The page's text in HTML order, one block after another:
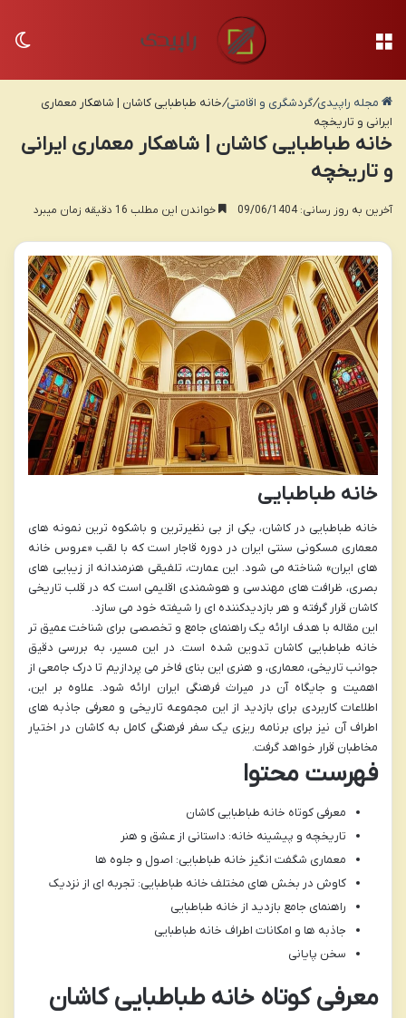
مجله راپیدی/گردشگری و اقامتی/خانه طباطبایی کاشان | شاهکار معماری
ایرانی و تاریخچه
خانه طباطبایی کاشان | شاهکار معماری ایرانی
و تاریخچه
آخرین به روز رسانی: 09/06/1404 خواندن این مطلب 16 دقیقه زمان میبرد
خانه طباطبایی
خانه طباطبایی در کاشان، یکی از بی نظیرترین و باشکوه ترین نمونه های
معماری مسکونی سنتی ایران در دوره قاجار است که با لقب «عروس خانه
های ایران» شناخته می شود. این عمارت، تلفیقی هنرمندانه از زیبایی های
بصری، ظرافت های مهندسی و هوشمندی اقلیمی است که در قلب تاریخی
کاشان قرار گرفته و هر بازدیدکننده ای را شیفته خود می سازد.
این مقاله با هدف ارائه یک راهنمای جامع و تخصصی برای شناخت عمیق تر
خانه طباطبایی کاشان تدوین شده است. در این مسیر، به بررسی دقیق
جوانب تاریخی، معماری، و هنری این بنای فاخر می پردازیم تا درک جامعی از
اهمیت و جایگاه آن در میراث فرهنگی ایران ارائه شود. علاوه بر این،
اطلاعات کاربردی برای بازدید از این مجموعه تاریخی و معرفی جاذبه های
اطراف آن نیز برای برنامه ریزی یک سفر فرهنگی کامل به کاشان در اختیار
مخاطبان قرار خواهد گرفت.
فهرست محتوا
معرفی کوتاه خانه طباطبایی کاشان
تاریخچه و پیشینه خانه: داستانی از عشق و هنر
معماری شگفت انگیز خانه طباطبایی: اصول و جلوه ها
کاوش در بخش های مختلف خانه طباطبایی: تجربه ای از نزدیک
راهنمای جامع بازدید از خانه طباطبایی
جاذبه ها و امکانات اطراف خانه طباطبایی
سخن پایانی
معرفی کوتاه خانه طباطبایی کاشان